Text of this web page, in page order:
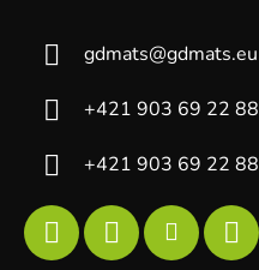
gdmats@gdmats.eu
+421 903 69 22 88
+421 903 69 22 88